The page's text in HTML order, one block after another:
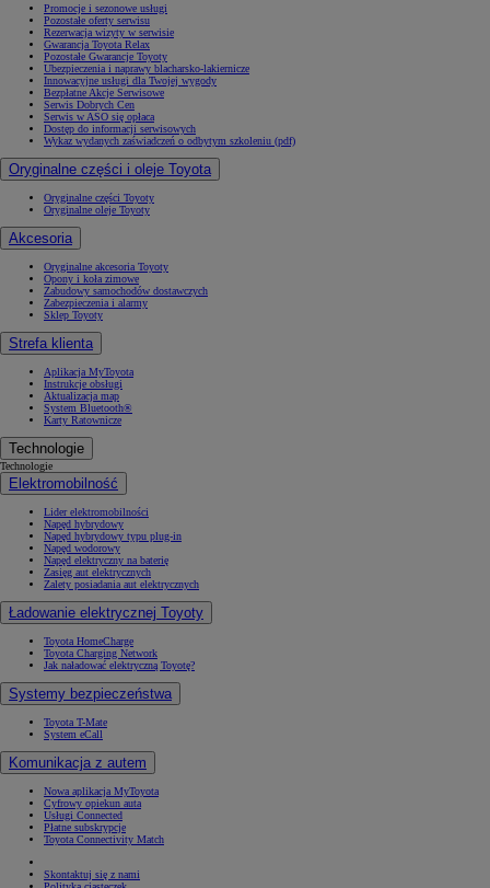
Promocje i sezonowe usługi
Pozostałe oferty serwisu
Rezerwacja wizyty w serwisie
Gwarancja Toyota Relax
Pozostałe Gwarancje Toyoty
Ubezpieczenia i naprawy blacharsko-lakiernicze
Innowacyjne usługi dla Twojej wygody
Bezpłatne Akcje Serwisowe
Serwis Dobrych Cen
Serwis w ASO się opłaca
Dostęp do informacji serwisowych
Wykaz wydanych zaświadczeń o odbytym szkoleniu (pdf)
Oryginalne części i oleje Toyota
Oryginalne części Toyoty
Oryginalne oleje Toyoty
Akcesoria
Oryginalne akcesoria Toyoty
Opony i koła zimowe
Zabudowy samochodów dostawczych
Zabezpieczenia i alarmy
Sklep Toyoty
Strefa klienta
Aplikacja MyToyota
Instrukcje obsługi
Aktualizacja map
System Bluetooth®
Karty Ratownicze
Technologie
Technologie
Elektromobilność
Lider elektromobilności
Napęd hybrydowy
Napęd hybrydowy typu plug-in
Napęd wodorowy
Napęd elektryczny na baterię
Zasięg aut elektrycznych
Zalety posiadania aut elektrycznych
Ładowanie elektrycznej Toyoty
Toyota HomeCharge
Toyota Charging Network
Jak naładować elektryczną Toyotę?
Systemy bezpieczeństwa
Toyota T-Mate
System eCall
Komunikacja z autem
Nowa aplikacja MyToyota
Cyfrowy opiekun auta
Usługi Connected
Płatne subskrypcje
Toyota Connectivity Match
Skontaktuj się z nami